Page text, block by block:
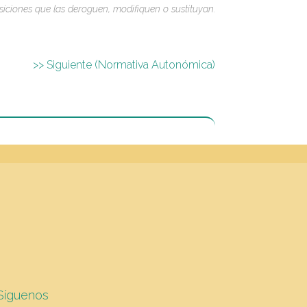
que las deroguen, modifiquen o sustituyan.
>> Siguiente (Normativa Autonómica)